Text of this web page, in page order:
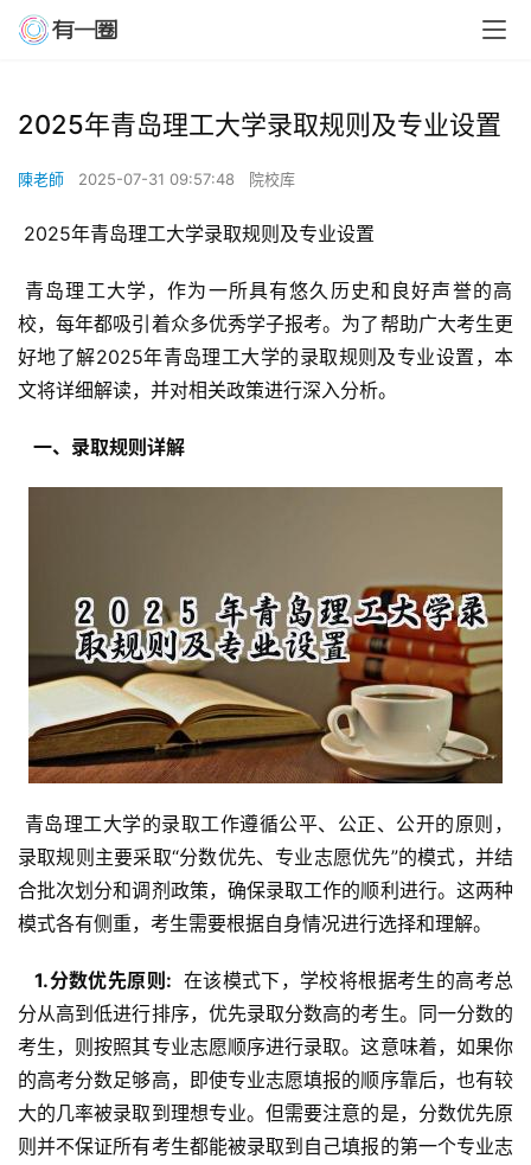
2025年青岛理工大学录取规则及专业设置
陳老師 2025-07-31 09:57:48 院校库
2025年青岛理工大学录取规则及专业设置
校，每年都吸引着众多优秀学子报考。为了帮助广大考生更
好地了解2025年青岛理工大学的录取规则及专业设置，本
文将详细解读，并对相关政策进行深入分析。
  一、录取规则详解
录取规则主要采取“分数优先、专业志愿优先”的模式，并结
合批次划分和调剂政策，确保录取工作的顺利进行。这两种
模式各有侧重，考生需要根据自身情况进行选择和理解。
  1.分数优先原则:
在该模式下，学校将根据考生的高考总
分从高到低进行排序，优先录取分数高的考生。同一分数的
考生，则按照其专业志愿顺序进行录取。这意味着，如果你
的高考分数足够高，即使专业志愿填报的顺序靠后，也有较
大的几率被录取到理想专业。但需要注意的是，分数优先原
则并不保证所有考生都能被录取到自己填报的第一个专业志